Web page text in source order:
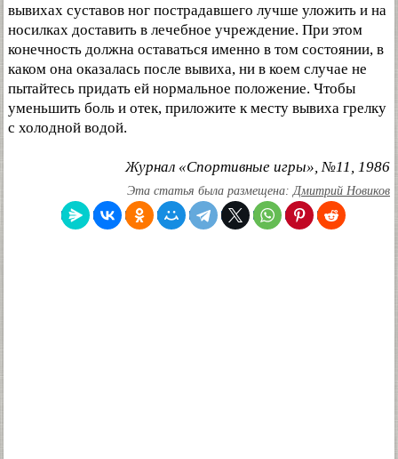
вывихах суставов ног пострадавшего лучше уложить и на
носилках доставить в лечебное учреждение. При этом
конечность должна оставаться именно в том состоянии, в
каком она оказалась после вывиха, ни в коем случае не
пытайтесь придать ей нормальное положение. Чтобы
уменьшить боль и отек, приложите к месту вывиха грелку
с холодной водой.
Журнал «Спортивные игры», №11, 1986
Эта статья была размещена:Дмитрий Новиков